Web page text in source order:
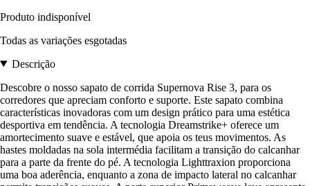
Produto indisponível
Todas as variações esgotadas
Descrição
Descobre o nosso sapato de corrida Supernova Rise 3, para os
corredores que apreciam conforto e suporte. Este sapato combina
características inovadoras com um design prático para uma estética
desportiva em tendência. A tecnologia Dreamstrike+ oferece um
amortecimento suave e estável, que apoia os teus movimentos. As
hastes moldadas na sola intermédia facilitam a transição do calcanhar
para a parte da frente do pé. A tecnologia Lighttraxion proporciona
uma boa aderência, enquanto a zona de impacto lateral no calcanhar